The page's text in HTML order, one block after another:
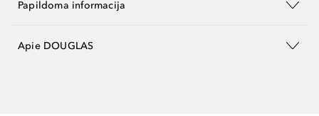
Papildoma informacija
Apie DOUGLAS